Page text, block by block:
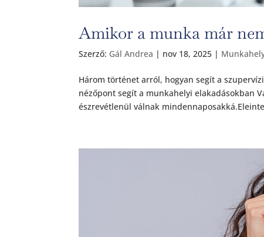
Amikor a munka már
Szerző: Gál Andrea | nov 18, 2025 |
Három történet arról, hogyan segít a
nézőpont segít a munkahelyi elakadásokban
észrevétlenül válnak